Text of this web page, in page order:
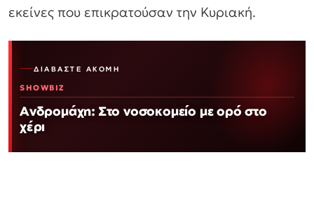
εκείνες που επικρατούσαν την Κυριακή.
ΔΙΑΒΆΣΤΕ ΑΚΌΜΗ
SHOWBIZ
Ανδρομάχη: Στο νοσοκομείο με ορό στο
χέρι